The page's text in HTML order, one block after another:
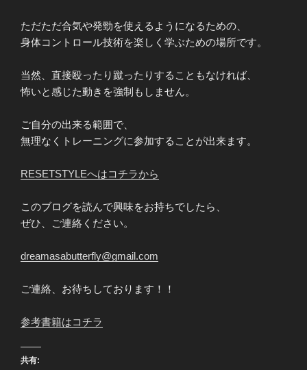
ただただ合気や発勁を使えるようになるための、
身体コントロール技術を楽しく学ぶための場所です。
当然、直接殴ったり蹴ったりすることもなければ、
怖いと感じた動きを強制もしません。
ご自分の出来る範囲で、
無理なくトレーニングに参加することが出来ます。
RESETSTYLEへはコチラから
このブログを読んで興味をお持ちでしたら、
ぜひ、ご連絡ください。
dreamasabutterfly@gmail.com
ご連絡、お待ちしております！！
参考書籍はコチラ
共有: